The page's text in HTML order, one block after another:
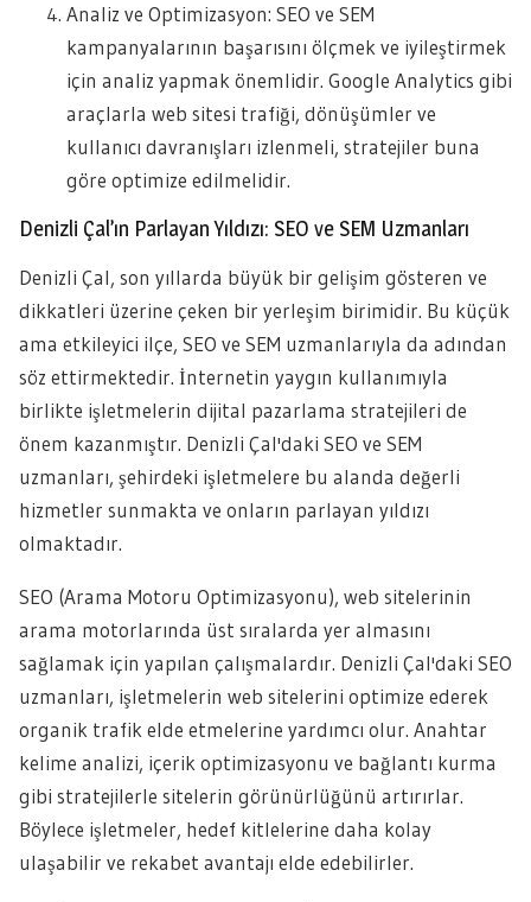
Analiz ve Optimizasyon: SEO ve SEM
kampanyalarının başarısını ölçmek ve iyileştirmek
için analiz yapmak önemlidir. Google Analytics gibi
araçlarla web sitesi trafiği, dönüşümler ve
kullanıcı davranışları izlenmeli, stratejiler buna
göre optimize edilmelidir.
Denizli Çal’ın Parlayan Yıldızı: SEO ve SEM Uzmanları
Denizli Çal, son yıllarda büyük bir gelişim gösteren ve
dikkatleri üzerine çeken bir yerleşim birimidir. Bu küçük
ama etkileyici ilçe, SEO ve SEM uzmanlarıyla da adından
söz ettirmektedir. İnternetin yaygın kullanımıyla
birlikte işletmelerin dijital pazarlama stratejileri de
önem kazanmıştır. Denizli Çal'daki SEO ve SEM
uzmanları, şehirdeki işletmelere bu alanda değerli
hizmetler sunmakta ve onların parlayan yıldızı
olmaktadır.
SEO (Arama Motoru Optimizasyonu), web sitelerinin
arama motorlarında üst sıralarda yer almasını
sağlamak için yapılan çalışmalardır. Denizli Çal'daki SEO
uzmanları, işletmelerin web sitelerini optimize ederek
organik trafik elde etmelerine yardımcı olur. Anahtar
kelime analizi, içerik optimizasyonu ve bağlantı kurma
gibi stratejilerle sitelerin görünürlüğünü artırırlar.
Böylece işletmeler, hedef kitlelerine daha kolay
ulaşabilir ve rekabet avantajı elde edebilirler.